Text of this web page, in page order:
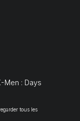
Men : Days
tous les